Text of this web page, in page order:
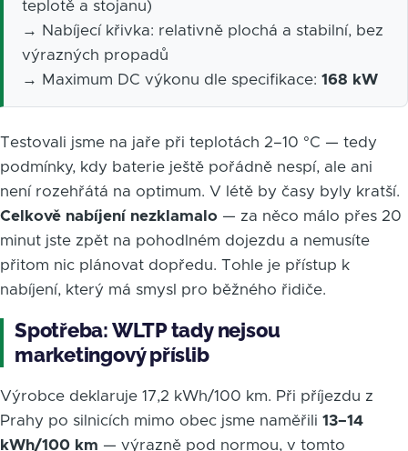
teplotě a stojanu)
→ Nabíjecí křivka: relativně plochá a stabilní, bez
výrazných propadů
→ Maximum DC výkonu dle specifikace: 168 kW
Testovali jsme na jaře při teplotách 2–10 °C — tedy
podmínky, kdy baterie ještě pořádně nespí, ale ani
není rozehřátá na optimum. V létě by časy byly kratší.
Celkově nabíjení nezklamalo — za něco málo přes 20
minut jste zpět na pohodlném dojezdu a nemusíte
přitom nic plánovat dopředu. Tohle je přístup k
nabíjení, který má smysl pro běžného řidiče.
Spotřeba: WLTP tady nejsou
marketingový příslib
Výrobce deklaruje 17,2 kWh/100 km. Při příjezdu z
Prahy po silnicích mimo obec jsme naměřili 13–14
kWh/100 km — výrazně pod normou, v tomto